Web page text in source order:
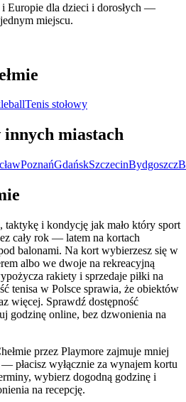
Europie dla dzieci i dorosłych —
miejscu.
Tenis stołowy
miastach
PoznańGdańskSzczecinBydgoszcz
taktykę i kondycję jak mało który sport
cały rok — latem na kortach
balonami. Na kort wybierzesz się w
albo we dwoje na rekreacyjną
rakiety i sprzedaje piłki na
tenisa w Polsce sprawia, że obiektów
więcej. Sprawdź dostępność
godzinę online, bez dzwonienia na
przez Playmore zajmuje mniej
płacisz wyłącznie za wynajem kortu
wybierz dogodną godzinę i
na recepcję.